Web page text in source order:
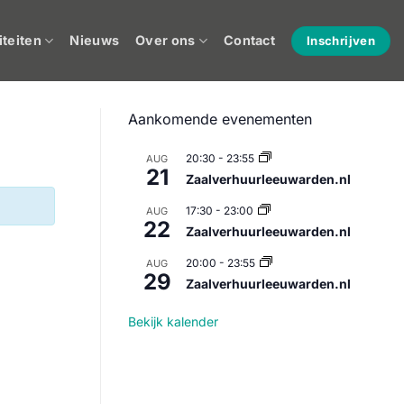
Nieuws Over ons Contact Inschrijven
Aankomende evenementen
AUG
21
20:30 - 23:55
Zaalverhuurleeuwarden.nl
AUG
22
17:30 - 23:00
Zaalverhuurleeuwarden.nl
AUG
29
20:00 - 23:55
Zaalverhuurleeuwarden.nl
Bekijk kalender